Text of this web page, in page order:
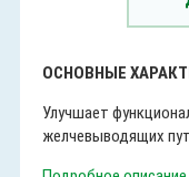
ОСНОВНЫЕ
Улучшает
желчевыводящих